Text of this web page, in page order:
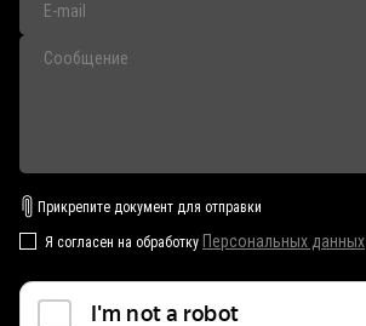
Прикрепите документ для отправки
Я согласен на обработку Персональных данных